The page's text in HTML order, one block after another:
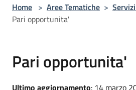
Home > Aree Tematiche >
Pari opportunita'
Pari opportunita'
Ultimo aggiornamento: 14 marzo